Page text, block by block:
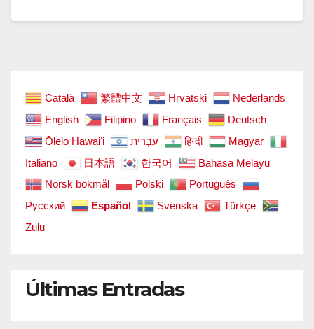
Català 繁體中文 Hrvatski
Nederlands
English
Filipino Français
Deutsch
Ōlelo Hawaiʻi
עִבְרִית हिन्दी
Magyar
Italiano
日本語 한국어
Bahasa Melayu
Norsk bokmål
Polski
Português
Русский
Español Svenska
Türkçe
Zulu
Últimas Entradas